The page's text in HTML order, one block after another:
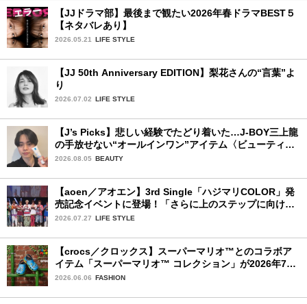
【JJドラマ部】最後まで観たい2026年春ドラマBEST５
【ネタバレあり】
2026.05.21 LIFE STYLE
【JJ 50th Anniversary EDITION】梨花さんの“言葉”よ
り
2026.07.02 LIFE STYLE
【J’s Picks】悲しい経験でたどり着いた…J-BOY三上龍
の手放せない“オールインワン”アイテム〈ビューティ＆
ファッション夏の必需品〉
2026.08.05 BEAUTY
【aoen／アオエン】3rd Single「ハジマリCOLOR」発
売記念イベントに登場！「さらに上のステップに向けた
新たなハジマリになるように」と爽やかな笑顔で意気込
2026.07.27 LIFE STYLE
【crocs／クロックス】スーパーマリオ™とのコラボア
イテム「スーパーマリオ™ コレクション」が2026年7月
16日より発売開始！
2026.06.06 FASHION